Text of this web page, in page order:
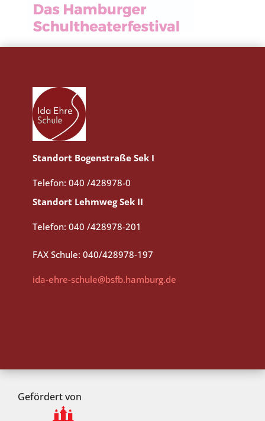
Standort Bogenstraße Sek I
Telefon: 040 /428978-0
Standort Lehmweg Sek II
Telefon: 040 /428978-201
FAX Schule: 040/428978-197
ida-ehre-schule@bsfb.hamburg.de
Gefördert von